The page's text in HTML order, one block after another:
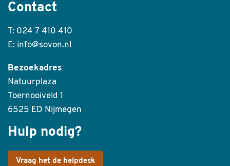
Contact
T: 024 7 410 410
E: info@sovon.nl
Bezoekadres
Natuurplaza
Toernooiveld 1
6525 ED Nijmegen
Hulp nodig?
Vraag het de helpdesk